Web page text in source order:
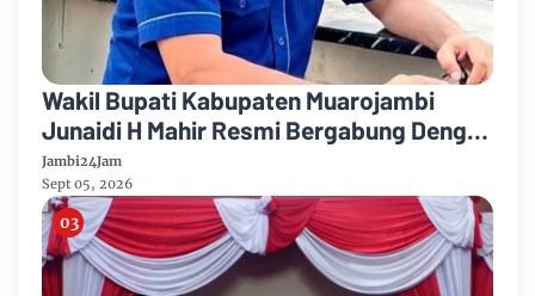
Wakil Bupati Kabupaten Muarojambi
Junaidi H Mahir Resmi Bergabung Dengan
Partai Demikrat
Jambi24Jam
Sept 05, 2026